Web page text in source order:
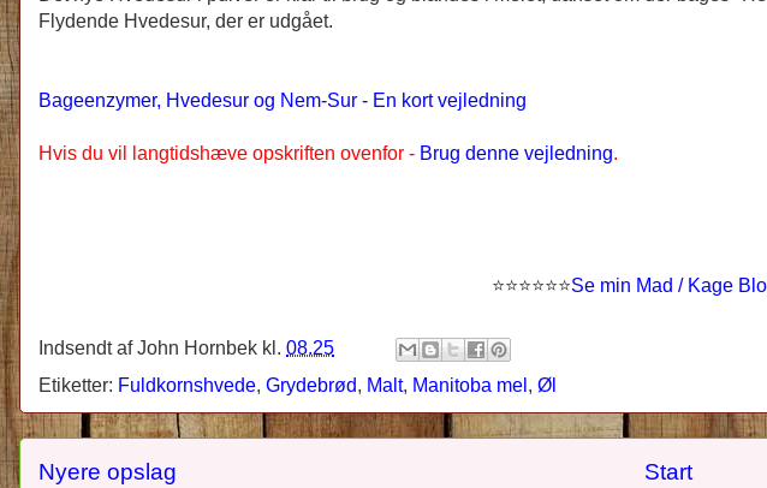
Flydende Hvedesur, der er udgået.
Bageenzymer, Hvedesur og Nem-Sur - En kort vejledning
Hvis du vil langtidshæve opskriften ovenfor - Brug denne vejledning.
⭐⭐⭐⭐⭐⭐Se min Mad / Kage
Indsendt afJohn Hornbek kl. 08.25
Etiketter: Fuldkornshvede, Grydebrød, Malt, Manitoba mel , Øl
Nyere opslag Start